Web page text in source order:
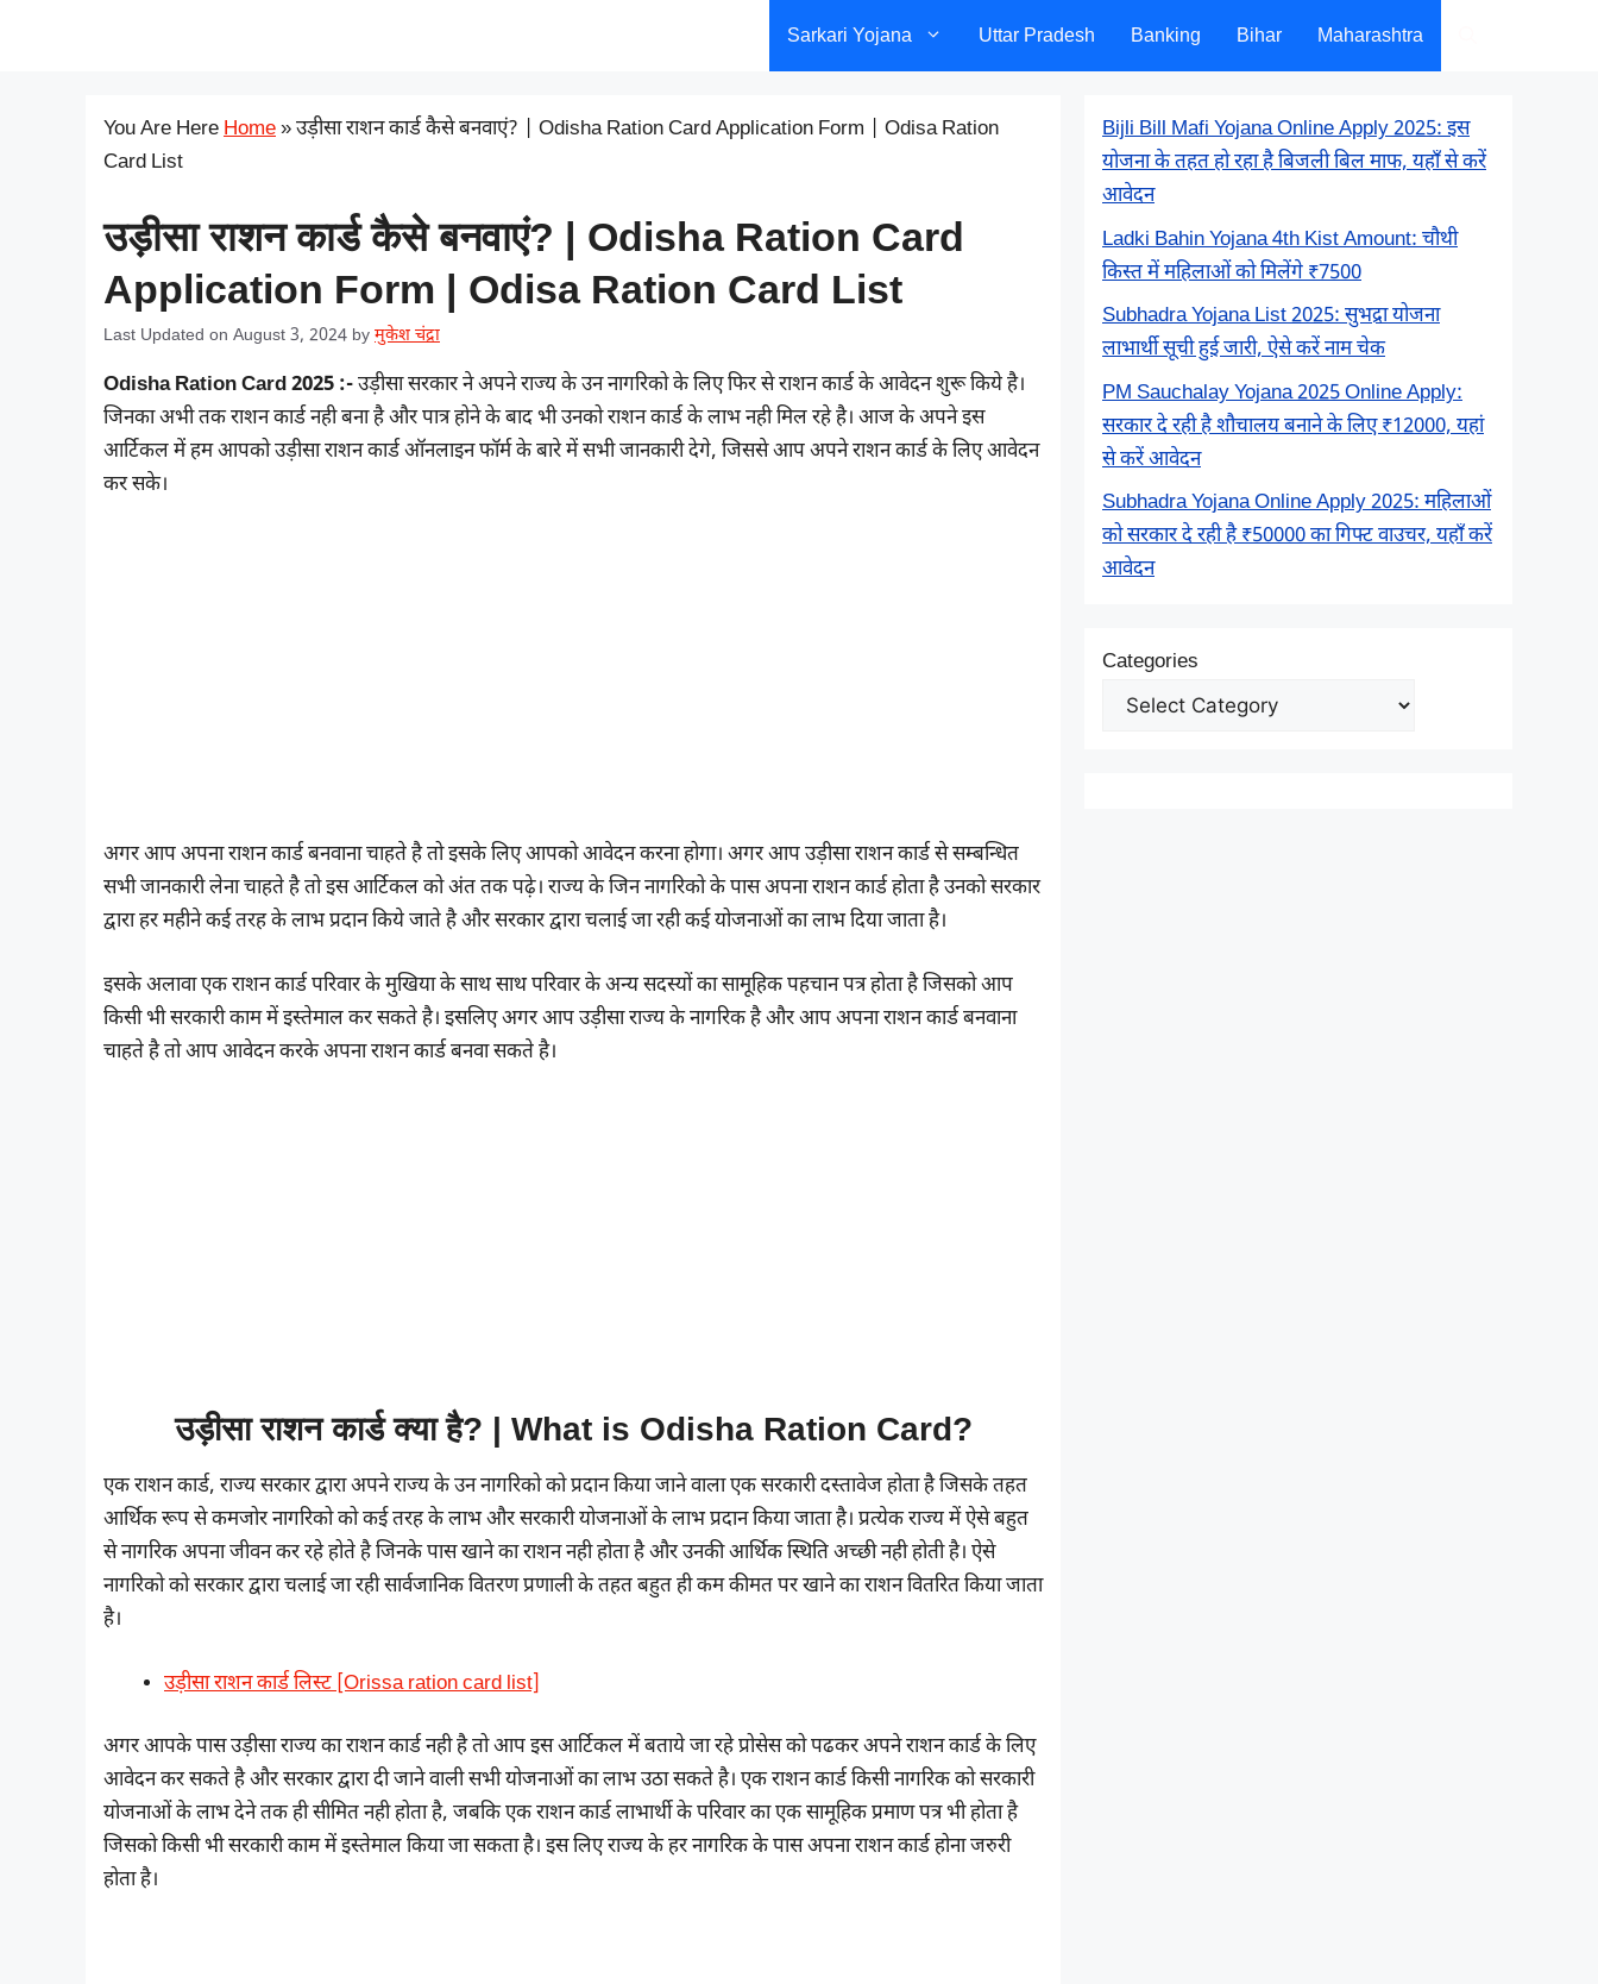
Sarkari Yojana Uttar Pradesh Banking Bihar Maharashtra
You Are HereHome»उड़ीसा राशन कार्ड कैसे बनवाएं? | Odisha Ration Card Application Form | Odisa Ration
Card List
उड़ीसा राशन कार्ड कैसे बनवाएं? | Odisha Ration Card
Application Form | Odisa Ration Card List
Last Updated on August 3, 2024 by मुकेश चंद्रा
Odisha Ration Card 2025 :-उड़ीसा सरकार ने अपने राज्य के उन नागरिको के लिए फिर से राशन कार्ड के आवेदन शुरू किये है।
जिनका अभी तक राशन कार्ड नही बना है और पात्र होने के बाद भी उनको राशन कार्ड के लाभ नही मिल रहे है। आज के अपने इस
आर्टिकल में हम आपको उड़ीसा राशन कार्ड ऑनलाइन फॉर्म के बारे में सभी जानकारी देगे, जिससे आप अपने राशन कार्ड के लिए आवेदन
कर सके।
अगर आप अपना राशन कार्ड बनवाना चाहते है तो इसके लिए आपको आवेदन करना होगा। अगर आप उड़ीसा राशन कार्ड से सम्बन्धित
सभी जानकारी लेना चाहते है तो इस आर्टिकल को अंत तक पढ़े। राज्य के जिन नागरिको के पास अपना राशन कार्ड होता है उनको सरकार
द्वारा हर महीने कई तरह के लाभ प्रदान किये जाते है और सरकार द्वारा चलाई जा रही कई योजनाओं का लाभ दिया जाता है।
इसके अलावा एक राशन कार्ड परिवार के मुखिया के साथ साथ परिवार के अन्य सदस्यों का सामूहिक पहचान पत्र होता है जिसको आप
किसी भी सरकारी काम में इस्तेमाल कर सकते है। इसलिए अगर आप उड़ीसा राज्य के नागरिक है और आप अपना राशन कार्ड बनवाना
चाहते है तो आप आवेदन करके अपना राशन कार्ड बनवा सकते है।
उड़ीसा राशन कार्ड क्या है? | What is Odisha Ration Card?
एक राशन कार्ड, राज्य सरकार द्वारा अपने राज्य के उन नागरिको को प्रदान किया जाने वाला एक सरकारी दस्तावेज होता है जिसके तहत
आर्थिक रूप से कमजोर नागरिको को कई तरह के लाभ और सरकारी योजनाओं के लाभ प्रदान किया जाता है। प्रत्येक राज्य में ऐसे बहुत
से नागरिक अपना जीवन कर रहे होते है जिनके पास खाने का राशन नही होता है और उनकी आर्थिक स्थिति अच्छी नही होती है। ऐसे
नागरिको को सरकार द्वारा चलाई जा रही सार्वजानिक वितरण प्रणाली के तहत बहुत ही कम कीमत पर खाने का राशन वितरित किया जाता
है।
उड़ीसा राशन कार्ड लिस्ट [Orissa ration card list]
अगर आपके पास उड़ीसा राज्य का राशन कार्ड नही है तो आप इस आर्टिकल में बताये जा रहे प्रोसेस को पढकर अपने राशन कार्ड के लिए
आवेदन कर सकते है और सरकार द्वारा दी जाने वाली सभी योजनाओं का लाभ उठा सकते है। एक राशन कार्ड किसी नागरिक को सरकारी
योजनाओं के लाभ देने तक ही सीमित नही होता है, जबकि एक राशन कार्ड लाभार्थी के परिवार का एक सामूहिक प्रमाण पत्र भी होता है
जिसको किसी भी सरकारी काम में इस्तेमाल किया जा सकता है। इस लिए राज्य के हर नागरिक के पास अपना राशन कार्ड होना जरुरी
होता है।
Bijli Bill Mafi Yojana Online Apply 2025: इस
योजना के तहत हो रहा है बिजली बिल माफ, यहाँ से करें
आवेदन
Ladki Bahin Yojana 4th Kist Amount: चौथी
किस्त में महिलाओं को मिलेंगे ₹7500
Subhadra Yojana List 2025: सुभद्रा योजना
लाभार्थी सूची हुई जारी, ऐसे करें नाम चेक
PM Sauchalay Yojana 2025 Online Apply:
सरकार दे रही है शौचालय बनाने के लिए ₹12000, यहां
से करें आवेदन
Subhadra Yojana Online Apply 2025: महिलाओं
को सरकार दे रही है ₹50000 का गिफ्ट वाउचर, यहाँ करें
आवेदन
Categories